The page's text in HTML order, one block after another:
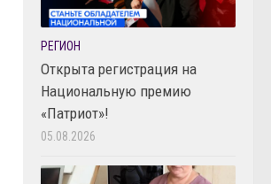
РЕГИОН
Открыта регистрация на
Национальную премию
«Патриот»!
05.08.2026